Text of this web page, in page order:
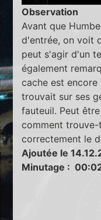
Observation
Avant que
d'entrée, on voit
peut s'agir d'un
également
cache est
trouvait sur ses
fauteuil. Peut
comment
correctement le
Ajoutée le
Minutage :